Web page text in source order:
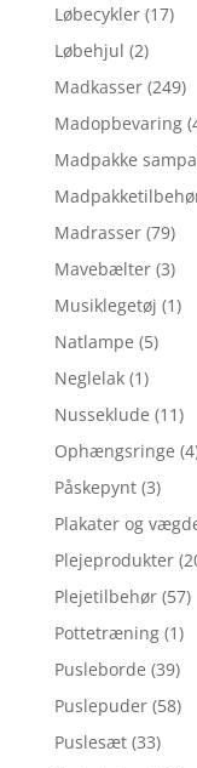
Løbecykler (17)
Løbehjul (2)
Madkasser (249)
Madopbevaring
Madpakke
Madrasser (79)
Mavebælter (3)
Musiklegetøj (1)
Natlampe (5)
Neglelak (1)
Nusseklude (11)
Ophængsringe
Påskepynt (3)
Plakater og
Plejeprodukter
Plejetilbehør (57)
Pottetræning (1)
Pusleborde (39)
Puslepuder (58)
Puslesæt (33)